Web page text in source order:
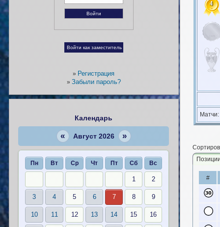
4
Матчи:
#
» Регистрация
» Забыли пароль?
Календарь
« Август 2026 »
Пн Вт Ср Чт Пт Сб Вс
1 2
3 4 5 6 7 8 9
10 11 12 13 14 15 16